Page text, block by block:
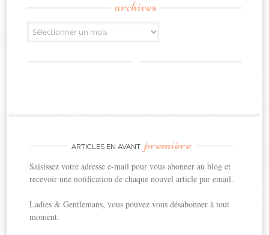
archives
Archives
ARTICLES EN AVANT première
Saisissez votre adresse e-mail pour vous abonner au blog et
recevoir une notification de chaque nouvel article par email.
Ladies & Gentlemans, vous pouvez vous désabonner à tout
moment.